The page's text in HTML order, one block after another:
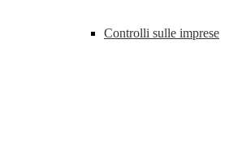
Controlli sulle imprese